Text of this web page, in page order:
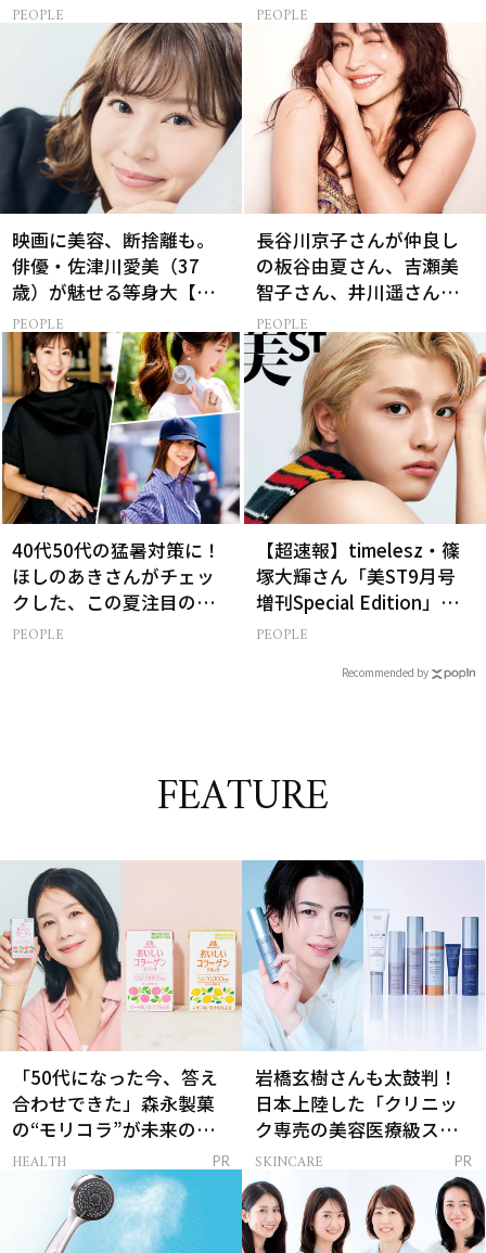
権！」40代の今、たどり
着いたこだわりの美容法
PEOPLE 溜めない生き方
PEOPLE
映画に美容、断捨離も。
俳優・佐津川愛美（37
歳）が魅せる等身大【美
ST特別画像集】
PEOPLE
長谷川京子さんが仲良し
の板谷由夏さん、吉瀬美
智子さん、井川遥さんと
集まる理由は…
PEOPLE
40代50代の猛暑対策に！
ほしのあきさんがチェッ
クした、この夏注目の暑
さ対策グッズ3選
PEOPLE
【超速報】timelesz・篠
塚大輝さん「美ST9月号
増刊Special Edition」誌
面カットを先行公開！
PEOPLE
Recommended by
FEATURE
「50代になった今、答え
合わせできた」森永製菓
の“モリコラ”が未来のキ
レイを連れてくる！
HEALTH PR
岩橋玄樹さんも太鼓判！
日本上陸した「クリニッ
ク専売の美容医療級スキ
ンケア」
SKINCARE PR